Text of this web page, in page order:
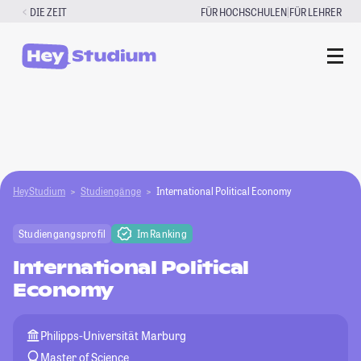
Zum
springen
DIE ZEIT FÜR HOCHSCHULEN|FÜR LEHRER
HeyStudium Studiengänge International Political Economy
Studiengangsprofil Im Ranking
International Political
Economy
Philipps-Universität Marburg
Master of Science